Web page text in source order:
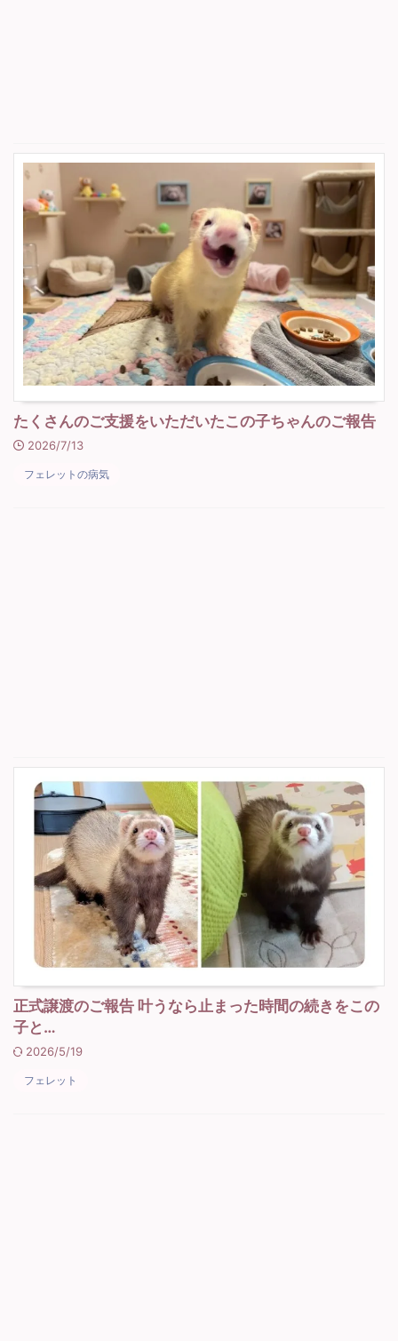
たくさんのご支援をいただいたこの子ちゃんのご報告
2026/7/13
フェレットの病気
正式譲渡のご報告 叶うなら止まった時間の続きをこの
子と…
2026/5/19
フェレット